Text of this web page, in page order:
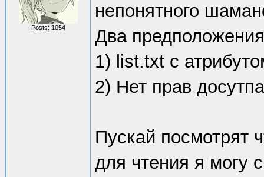
Posts: 1054
непонятного
Два
1) list.txt с
2) Нет прав
Пускай посмотрят
для чтения я могу